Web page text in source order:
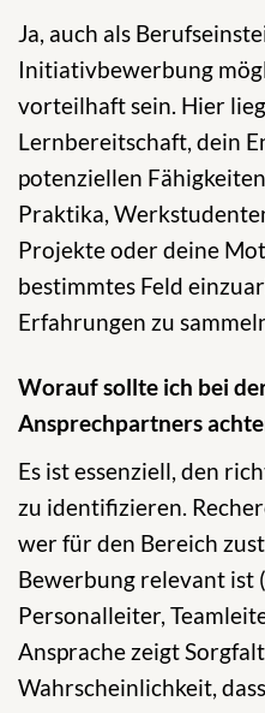
Ja, auch als
Initiativbewerbung
vorteilhaft sein. Hier
Lernbereitschaft, dein
potenziellen
Praktika,
Projekte oder deine
bestimmtes Feld
Erfahrungen zu
Worauf sollte ich bei
Ansprechpartners
Es ist essenziell, den
zu identifizieren.
wer für den Bereich
Bewerbung relevant ist
Personalleiter,
Ansprache zeigt
Wahrscheinlichkeit,